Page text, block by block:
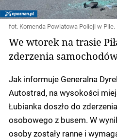
fot. Komenda Powiatowa Policji w Pile.
We wtorek na trasie
zderzenia
Jak informuje Generalna
Autostrad, na wysokości
Łubianka doszło do
osobowego z busem. W
osoby zostały ranne i